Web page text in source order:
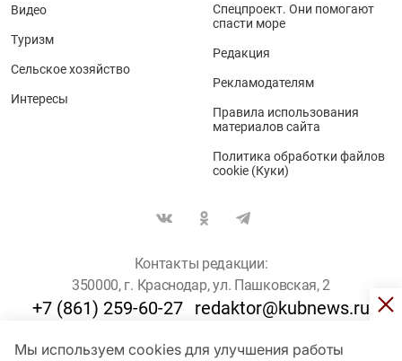
Мы используем cookies для улучшения работы
Видео
Туризм
Сельское хозяйство
Интересы
Спецпроект. Они помогают
спасти море
Редакция
Рекламодателям
Правила использования
материалов сайта
Политика обработки файлов
cookie (Куки)
Контакты редакции:
350000, г. Краснодар, ул. Пашковская, 2
+7 (861) 259-60-27 redaktor@kubnews.ru
Для пользователей старше 16 лет